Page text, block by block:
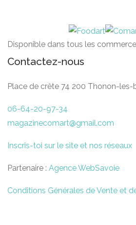
Disponible dans tous les
Contactez-nous
Place de crête 74 200 Thonon-les-
06-64-20-97-34
magazinecomart@gmail.com
Inscris-toi sur le site et nos réseaux
Partenaire : Agence WebSavoie
Conditions Générales de Vente et